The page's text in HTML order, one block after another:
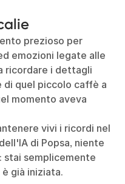
prezioso per
emozioni legate alle
ricordare i dettagli
di quel piccolo caffè a
momento aveva
vivi i ricordi nel
di Popsa, niente
stai semplicemente
già iniziata.